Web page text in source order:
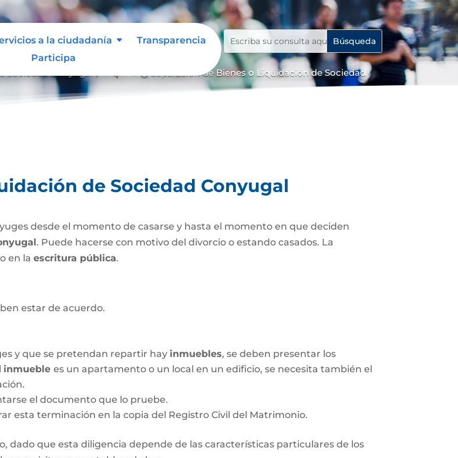
a la ciudadanía
Transparencia
Participa
Conyugal
Separación de Bienes o Liquidación de Sociedad
de Sociedad Conyugal
desde el momento de casarse y hasta el momento en que deciden
. Puede hacerse con motivo del divorcio o estando casados. La
en laescritura pública.
estar de acuerdo.
y que se pretendan repartir hay inmuebles, se deben presentar los
inmueblees un apartamento o un local en un edificio, se necesita también el
el documento que lo pruebe.
esta terminación en la copia del Registro Civil del Matrimonio.
dado que esta diligencia depende de las características particulares de los